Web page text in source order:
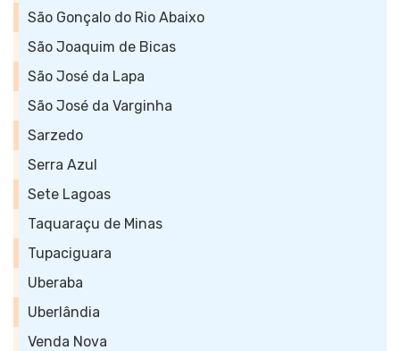
São Gonçalo do Rio Abaixo
São Joaquim de Bicas
São José da Lapa
São José da Varginha
Sarzedo
Serra Azul
Sete Lagoas
Taquaraçu de Minas
Tupaciguara
Uberaba
Uberlândia
Venda Nova